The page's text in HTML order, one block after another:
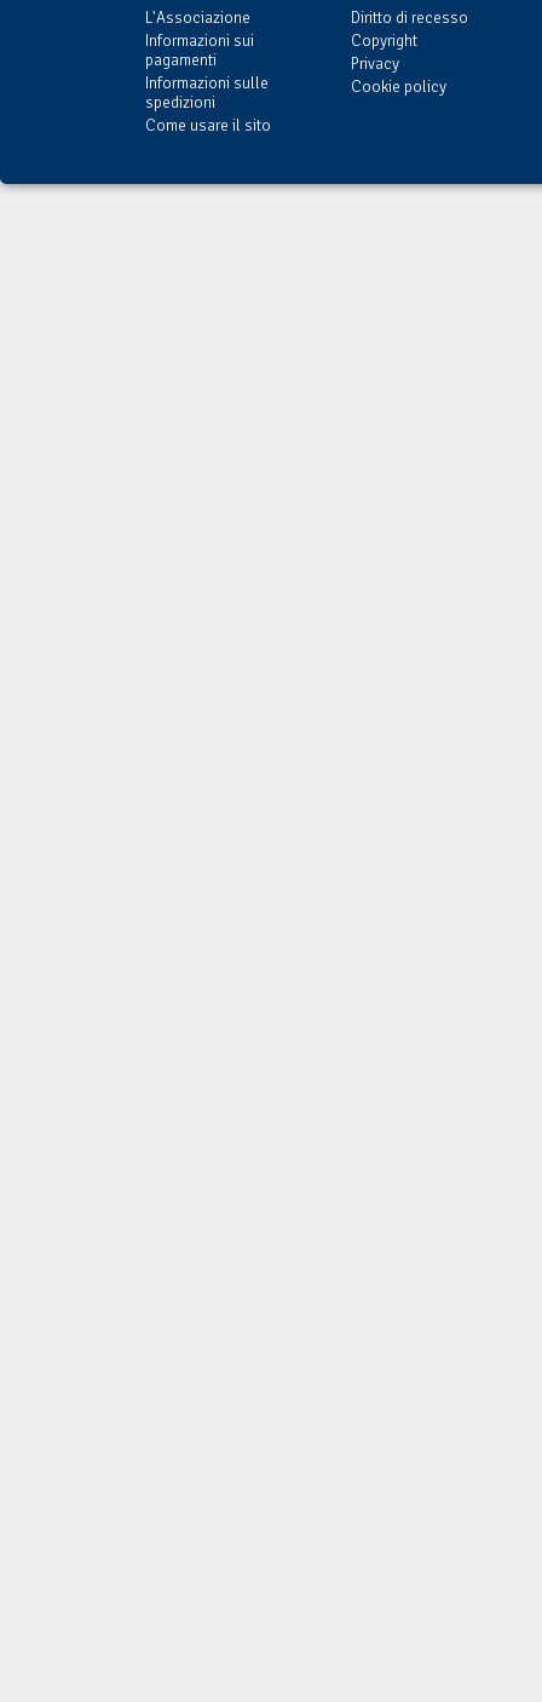
L'Associazione
Informazioni sui
pagamenti
Informazioni sulle
spedizioni
Come usare il sito
Diritto di recesso
Copyright
Privacy
Cookie policy